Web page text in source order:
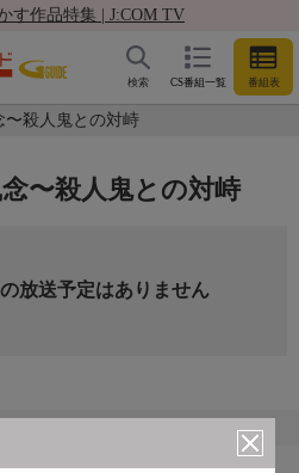
す作品特集 | J:COM TV
CS番組一覧 番組表
検索
〜殺人鬼との対峙
〜殺人鬼との対峙
放送予定はありません